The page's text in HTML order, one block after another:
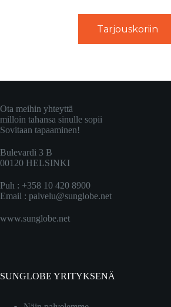
Tarjouskoriin
Ota meihin yhteyttä
milloin tahansa sinulle sopii
Sovitaan tapaaminen!
Bulevardi 3 B
00120 HELSINKI
Puh : +358 10 420 8900
Email : palvelu@sunglobe.net
www.sunglobe.net
SUNGLOBE YRITYKSENÄ